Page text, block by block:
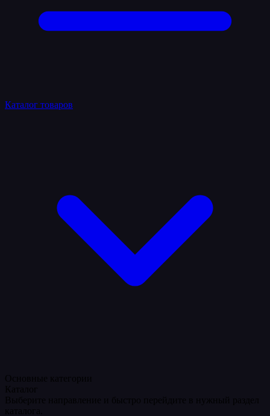
Каталог товаров